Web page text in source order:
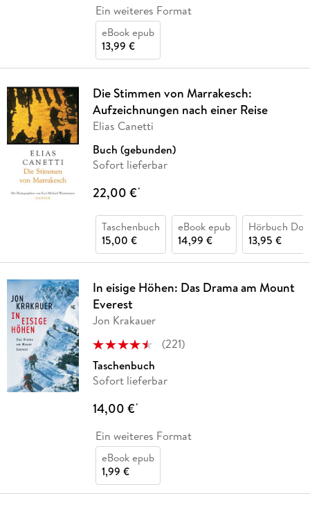
Ein weiteres Format
eBook epub
13,99 €
Die Stimmen von Marrakesch:
Aufzeichnungen nach einer Reise
Elias Canetti
Buch (gebunden)
Sofort lieferbar
22,00 €*
Taschenbuch
15,00 €
eBook epub
14,99 €
Hörbuch
13,95 €
In eisige Höhen: Das Drama am Mount
Everest
Jon Krakauer
(221)
Taschenbuch
Sofort lieferbar
14,00 €*
Ein weiteres Format
eBook epub
1,99 €